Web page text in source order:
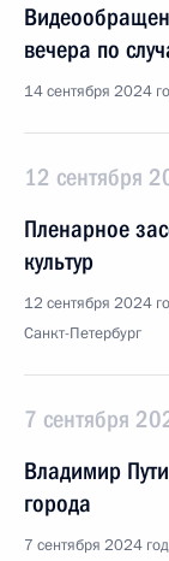
вечера по
14 сентября 2024
12 сентября
Пленарное
культур
12 сентября 2024
Санкт-Петербург
7 сентября
Владимир
города
7 сентября 2024